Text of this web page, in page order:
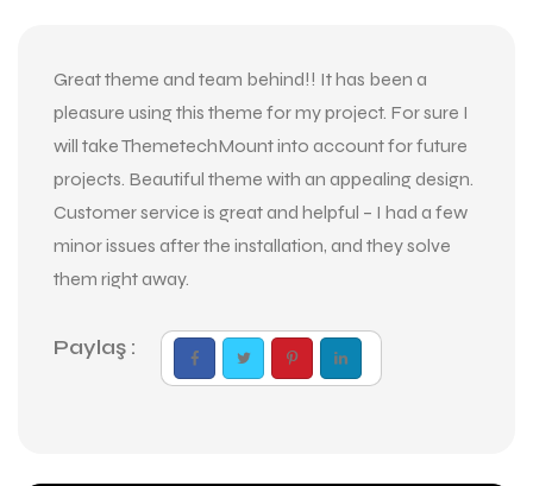
Great theme and team behind!! It has been a
pleasure using this theme for my project. For sure I
will take ThemetechMount into account for future
projects. Beautiful theme with an appealing design.
Customer service is great and helpful – I had a few
minor issues after the installation, and they solve
them right away.
Paylaş :